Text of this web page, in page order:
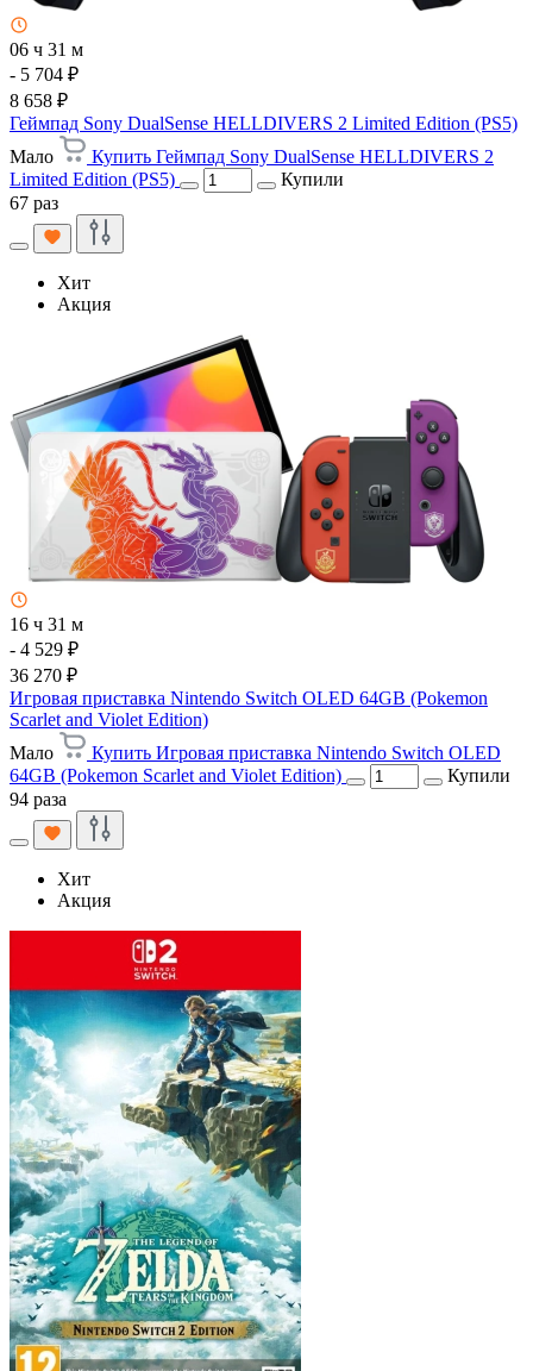
06 ч 31 м
- 5 704 ₽
8 658 ₽
Геймпад Sony DualSense HELLDIVERS 2 Limited Edition (PS5)
Мало
Купить Геймпад Sony DualSense HELLDIVERS 2
Limited Edition (PS5)
Купили
67 раз
Хит
Акция
16 ч 31 м
- 4 529 ₽
36 270 ₽
Игровая приставка Nintendo Switch OLED 64GB (Pokemon
Scarlet and Violet Edition)
Мало
Купить Игровая приставка Nintendo Switch OLED
64GB (Pokemon Scarlet and Violet Edition)
Купили
94 раза
Хит
Акция